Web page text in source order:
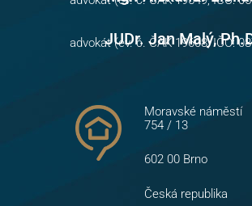
JUDr. Jan Malý,
advokát (ev. č. ČAK 19608, IČO:
Moravské náměstí
754 / 13
602 00 Brno
Česká republika